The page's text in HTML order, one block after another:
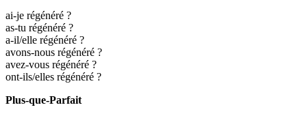
ai-je régénéré ?
as-tu régénéré ?
a-il/elle régénéré ?
avons-nous régénéré ?
avez-vous régénéré ?
ont-ils/elles régénéré ?
Plus-que-Parfait